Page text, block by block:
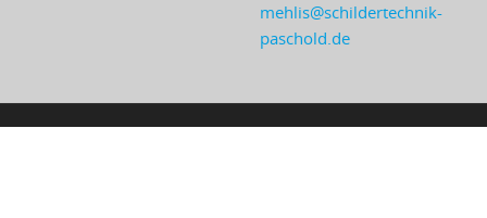
mehlis@schildertechnik-
paschold.de